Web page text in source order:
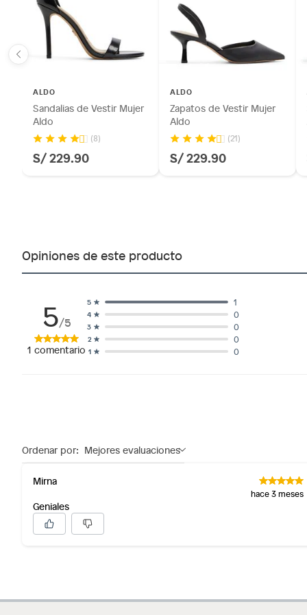
ALDO
Sandalias de Vestir Mujer
Aldo
(8)
S/ 229.90
ALDO
Zapatos de Vestir Mujer
Aldo
(21)
S/ 229.90
Opiniones de este producto
5/5
1 comentario 1 0
2 0
3 0
4 0
5 1
Ordenar por: Mejores evaluaciones
Mirna
hace 3 meses
Geniales